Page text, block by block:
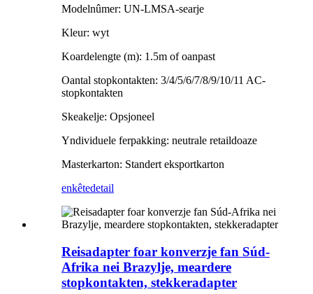
Modelnûmer: UN-LMSA-searje
Kleur: wyt
Koardelengte (m): 1.5m of oanpast
Oantal stopkontakten: 3/4/5/6/7/8/9/10/11 AC-
stopkontakten
Skeakelje: Opsjoneel
Yndividuele ferpakking: neutrale retaildoaze
Masterkarton: Standert eksportkarton
enkêtedetail
Reisadapter foar konverzje fan Súd-
Afrika nei Brazylje, meardere
stopkontakten, stekkeradapter